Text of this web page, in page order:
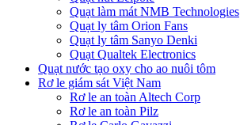
Quạt làm mát NMB Technologies
Quạt ly tâm Orion Fans
Quạt ly tâm Sanyo Denki
Quạt Qualtek Electronics
Quạt nước tạo oxy cho ao nuôi tôm
Rơ le giám sát Việt Nam
Rơ le an toàn Altech Corp
Rơ le an toàn Pilz